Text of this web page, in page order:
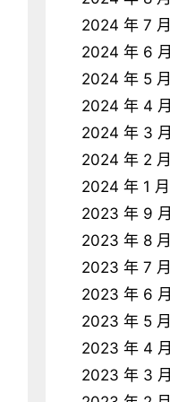
2024 年 7 月
2024 年 6 月
2024 年 5 月
2024 年 4 月
2024 年 3 月
2024 年 2 月
2024 年 1 月
2023 年 9 月
2023 年 8 月
2023 年 7 月
2023 年 6 月
2023 年 5 月
2023 年 4 月
2023 年 3 月